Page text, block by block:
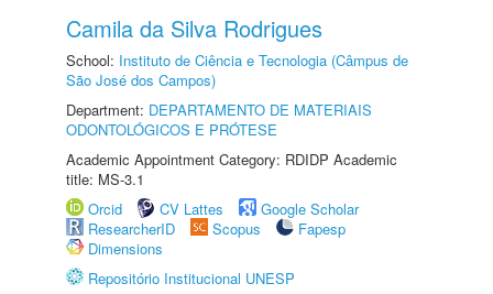
Camila da Silva Rodrigues
School: Instituto de Ciência e Tecnologia (Câmpus de
São José dos Campos)
Department: DEPARTAMENTO DE MATERIAIS
ODONTOLÓGICOS E PRÓTESE
Academic Appointment Category: RDIDP Academic
title: MS-3.1
Orcid
CV Lattes
Google Scholar
ResearcherID
Scopus
Fapesp
Dimensions
Repositório Institucional UNESP